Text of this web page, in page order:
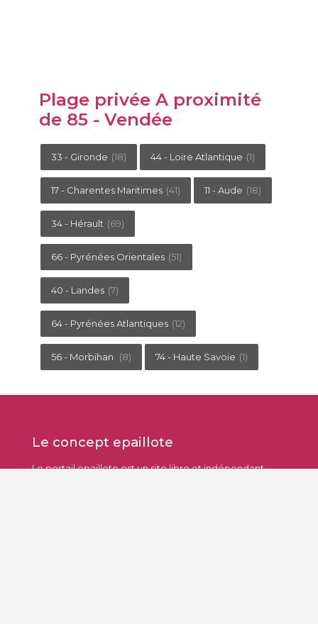
Plage privée A proximité
de 85 - Vendée
33 - Gironde (18) 44 - Loire Atlantique (1)
17 - Charentes Maritimes (41) 11 - Aude (18)
34 - Hérault (69)
66 - Pyrénées Orientales (51)
40 - Landes (7)
64 - Pyrénées Atlantiques (12)
56 - Morbihan (8) 74 - Haute Savoie (1)
Le concept epaillote
Le portail epaillote est un site libre et indépendant.